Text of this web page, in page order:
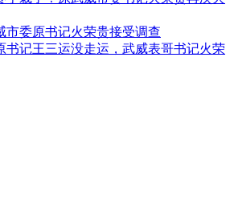
市委原书记火荣贵接受调查
书记王三运没走运，武威表哥书记火荣